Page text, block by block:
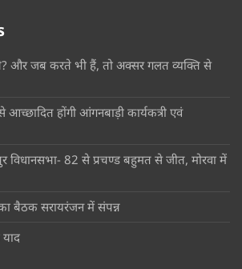
और जब करते भी हैं, तो अक्सर गलत व्यक्ति से
होंगी आंगनबाड़ी कार्यकत्री एवं
विधानसभा- 82 से प्रचण्ड बहुमत से जीत, मोरवा में
बैठक सरायरंजन में संपन्न